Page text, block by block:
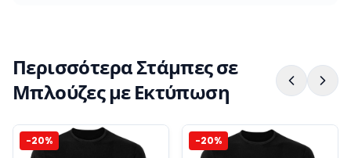
Περισσότερα Στάμπες σε
Μπλούζες με Εκτύπωση
-20% -20%